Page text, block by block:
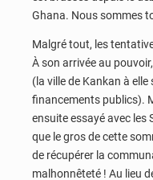
Ghana. Nous sommes
Malgré tout, les
À son arrivée au
(la ville de Kankan à elle
financements publics).
ensuite essayé avec
que le gros de cette
de récupérer la
malhonnêteté ! Au lieu